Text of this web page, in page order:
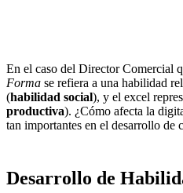
En el caso del Director Comercial
Forma se refiera a una habilidad
(habilidad social), y el excel
productiva). ¿Cómo afecta la
tan importantes en el desarrollo de
Desarrollo de